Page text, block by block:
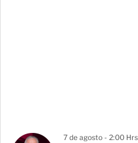
7 de agosto - 2:00 Hrs